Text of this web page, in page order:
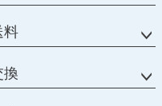
料
換